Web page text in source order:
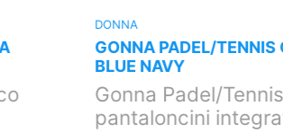
PADEL/TENNIS CON TASCHE
Padel/Tennis con
integrati e due